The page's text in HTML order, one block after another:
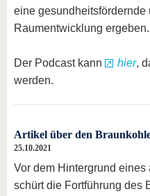
eine gesundheitsfördernde
Raumentwicklung ergeben.
Der Podcast kann hier,
werden.
Artikel über den
25.10.2021
Vor dem Hintergrund
schürt die Fortführung des